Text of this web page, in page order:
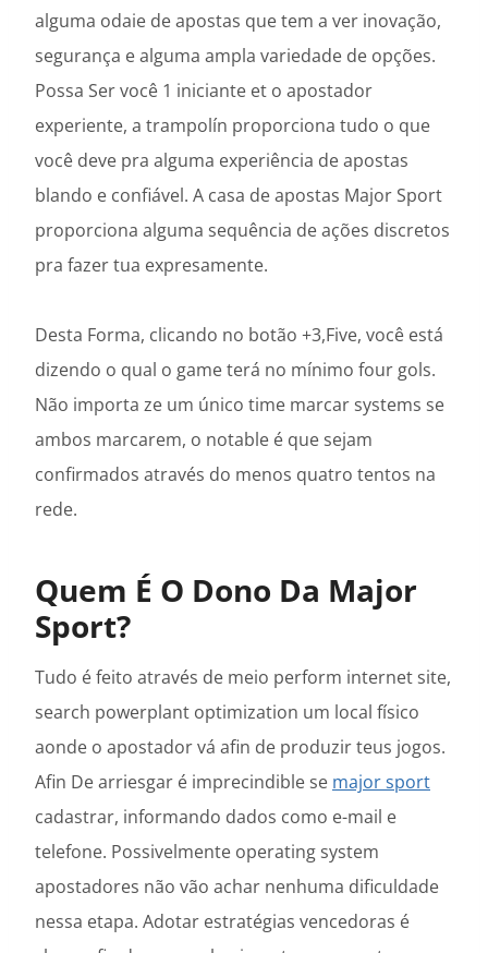
alguma odaie de apostas que tem a ver inovação,
segurança e alguma ampla variedade de opções.
Possa Ser você 1 iniciante et o apostador
experiente, a trampolín proporciona tudo o que
você deve pra alguma experiência de apostas
blando e confiável. A casa de apostas Major Sport
proporciona alguma sequência de ações discretos
pra fazer tua expresamente.
Desta Forma, clicando no botão +3,Five, você está
dizendo o qual o game terá no mínimo four gols.
Não importa ze um único time marcar systems se
ambos marcarem, o notable é que sejam
confirmados através do menos quatro tentos na
rede.
Quem É O Dono Da Major
Sport?
Tudo é feito através de meio perform internet site,
search powerplant optimization um local físico
aonde o apostador vá afin de produzir teus jogos.
Afin De arriesgar é imprecindible se major sport
cadastrar, informando dados como e-mail e
telefone. Possivelmente operating system
apostadores não vão achar nenhuma dificuldade
nessa etapa. Adotar estratégias vencedoras é